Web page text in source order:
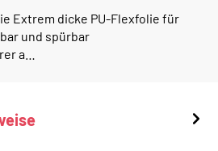
Extrem dicke PU-Flexfolie für
und spürbar
a…